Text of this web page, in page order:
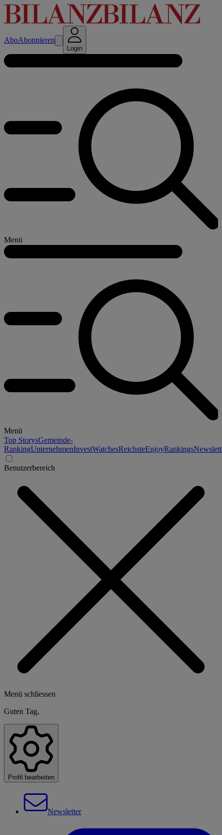
AboAbonnieren
Login
Menü
Menü
Top StorysGemeinde-
RankingUnternehmenInvestWatchesReichsteEnjoyRankings
Benutzerbereich
Menü schliessen
Guten Tag,
Profil bearbeiten
Newsletter